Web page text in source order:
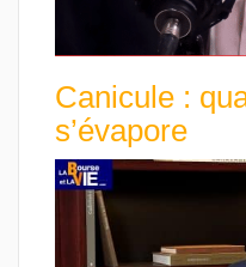
Canicule :
s’évapore